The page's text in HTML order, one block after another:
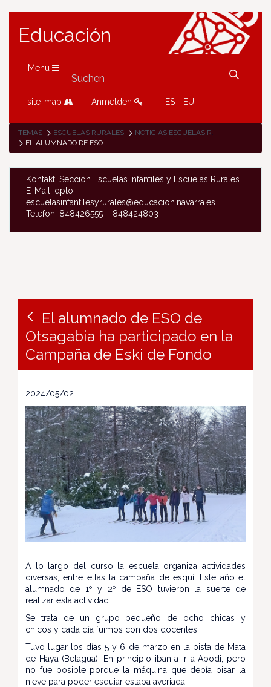
Educación
Menü
site-map Anmelden ES EU
TEMAS ESCUELAS RURALES
NOTICIAS ESCUELAS RURALES
EL ALUMNADO DE ESO DE OTSAGABIA HA PARTICIPADO EN LA CAMPAÑA DE ESKI DE FONDO
Kontakt: Sección Escuelas Infantiles y Escuelas Rurales
E-Mail: dpto-
escuelasinfantilesyrurales@educacion.navarra.es
Telefon: 848426555 – 848424803
El alumnado de ESO de
Otsagabia ha participado en la
Campaña de Eski de Fondo
2024/05/02
A lo largo del curso la escuela organiza actividades
diversas, entre ellas la campaña de esquí. Este año el
alumnado de 1º y 2º de ESO tuvieron la suerte de
realizar esta actividad.
Se trata de un grupo pequeño de ocho chicas y
chicos y cada día fuimos con dos docentes.
Tuvo lugar los días 5 y 6 de marzo en la pista de Mata
de Haya (Belagua). En principio iban a ir a Abodi, pero
no fue posible porque la máquina que debía pisar la
nieve para poder esquiar estaba averiada.